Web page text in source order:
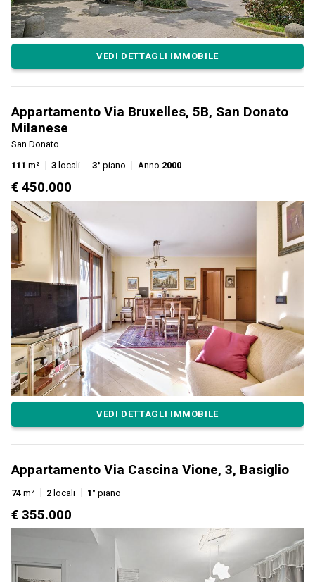
VEDI DETTAGLI IMMOBILE
Appartamento Via Bruxelles, 5B, San Donato
Milanese
San Donato
111 m² 3 locali 3° piano Anno 2000
€ 450.000
VEDI DETTAGLI IMMOBILE
Appartamento Via Cascina Vione, 3, Basiglio
74 m² 2 locali 1° piano
€ 355.000